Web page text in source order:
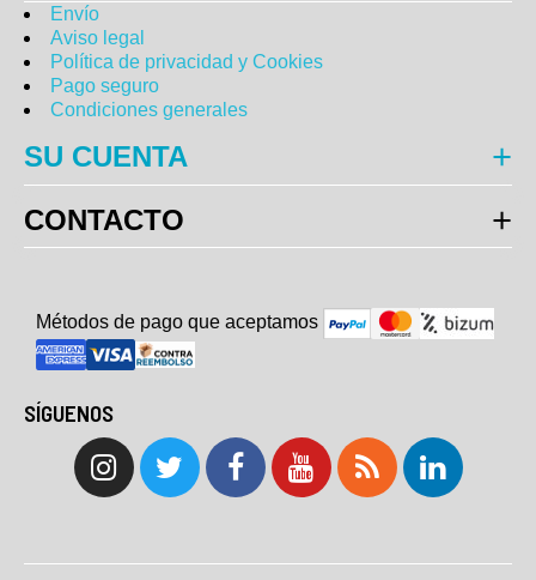
Envío
Aviso legal
Política de privacidad y Cookies
Pago seguro
Condiciones generales
SU CUENTA
CONTACTO
Métodos de pago que aceptamos
SÍGUENOS